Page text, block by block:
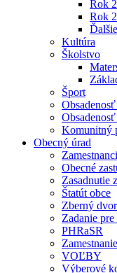
Rok
Rok
Kultúra
Školstvo
Šport
Komunitný
Obecný úrad
Obecné
Zasadnutie
Štatút obce
Zberný dvor
Zadanie
PHRaSR
Zamestnanie
VOĽBY
Výberové